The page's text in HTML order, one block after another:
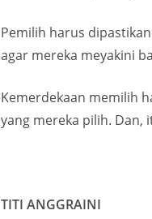
Pemilih harus
agar mereka meyakini
Kemerdekaan memilih
yang mereka pilih. Dan,
TITI ANGGRAINI